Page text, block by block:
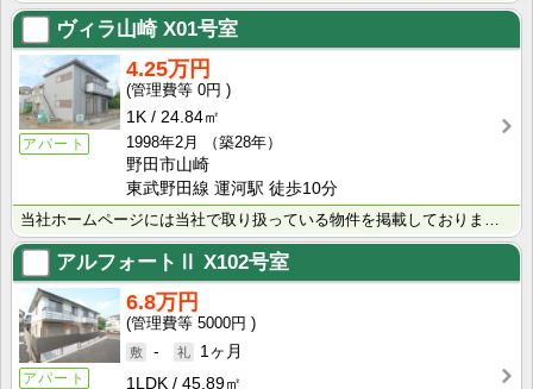
ヴィラ山崎X01号室
アパート
4.25万円
0円
1K
24.84㎡
1998年2月
（築28年）
野田市山崎
東武野田線 運河駅 徒歩10分
アルフォートⅡ X102号室
アパート
6.8万円
5000円
-
1ヶ月
1LDK
45.89㎡